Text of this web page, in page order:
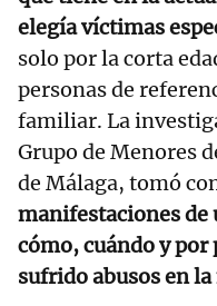
elegía víctimas
solo por la corta
personas de
familiar. La
Grupo de Menores
de Málaga, tomó
manifestaciones de
cómo, cuándo y por
sufrido abusos en